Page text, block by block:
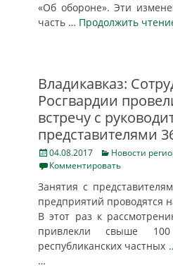
«Об обороне». Эти
часть … Продолжить
Владикавказ:
Росгвардии
встречу с
представителями
Posted
on
04.08.2017 Categories
Новости
Комментировать
Занятия с
предприятий проводятся
В этот раз к
привлекли свыше
республиканских частных
…